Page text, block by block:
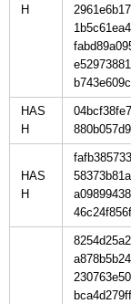
H
HAS
H
HAS
H